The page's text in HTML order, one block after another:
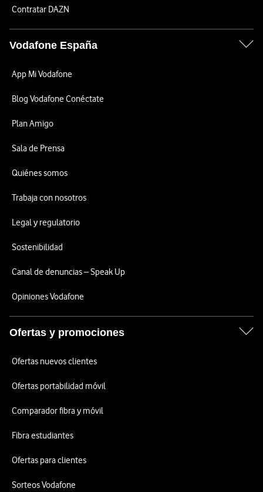
Contratar DAZN
Vodafone España
App Mi Vodafone
Blog Vodafone Conéctate
Plan Amigo
Sala de Prensa
Quiénes somos
Trabaja con nosotros
Legal y regulatorio
Sostenibilidad
Canal de denuncias – Speak Up
Opiniones Vodafone
Ofertas y promociones
Ofertas nuevos clientes
Ofertas portabilidad móvil
Comparador fibra y móvil
Fibra estudiantes
Ofertas para clientes
Sorteos Vodafone